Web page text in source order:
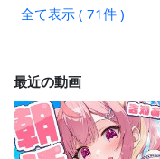
全て表示 ( 71件 )
最近の動画